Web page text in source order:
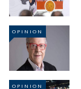
OPINION
OPINION